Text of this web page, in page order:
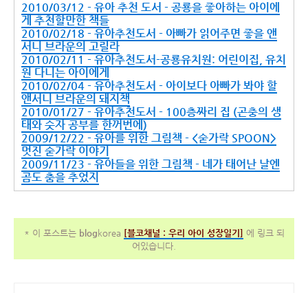
2010/03/12 - 유아 추천 도서 - 공룡을 좋아하는 아이에
게 추천할만한 책들
2010/02/18 - 유아추천도서 - 아빠가 읽어주면 좋을 앤
서니 브라운의 고릴라
2010/02/11 - 유아추천도서-공룡유치원: 어린이집, 유치
원 다니는 아이에게
2010/02/04 - 유아추천도서 - 아이보다 아빠가 봐야 할
앤서니 브라운의 돼지책
2010/01/27 - 유아추천도서 - 100층짜리 집 (곤충의 생
태와 숫자 공부를 한꺼번에)
2009/12/22 - 유아를 위한 그림책 - <숟가락 SPOON>
멋진 숟가락 이야기
2009/11/23 - 유아들을 위한 그림책 - 네가 태어난 날엔
곰도 춤을 추었지
* 이 포스트는 blog korea [블코채널 : 우리 아이 성장일기] 에 링크 되
어있습니다.